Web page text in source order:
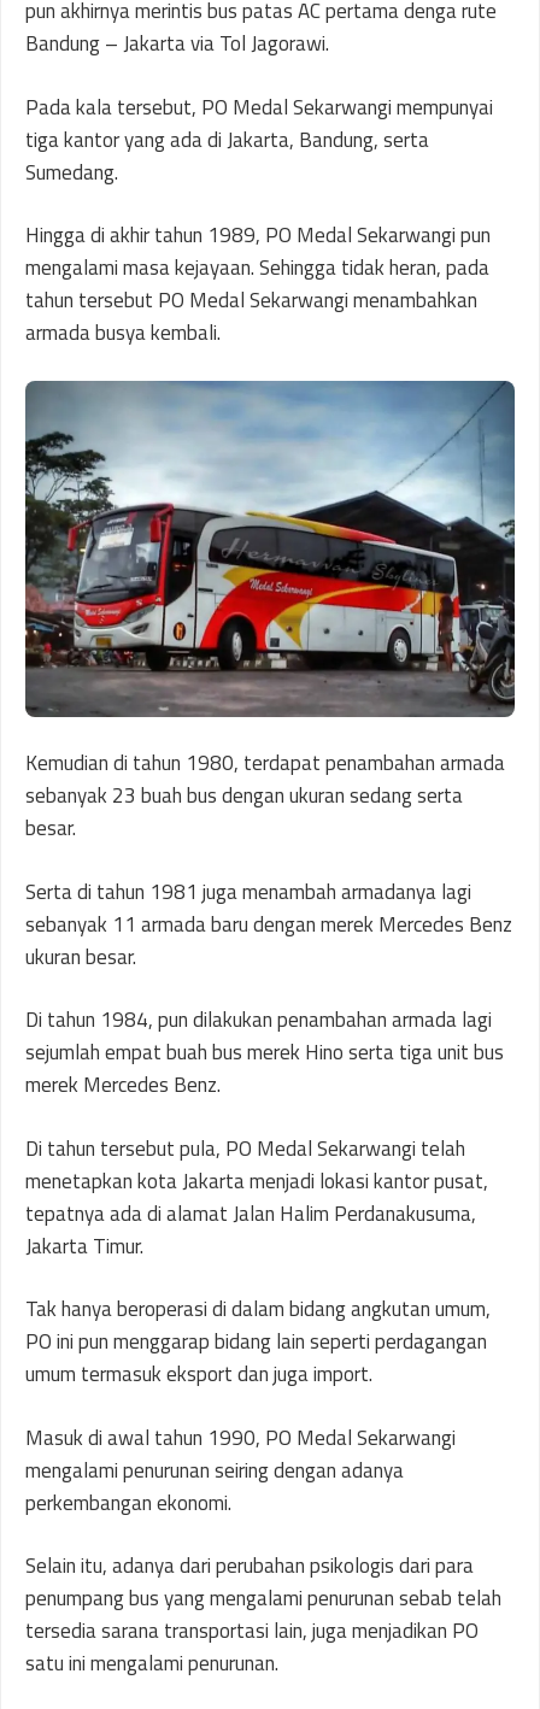
pun akhirnya merintis bus patas AC pertama denga rute
Bandung – Jakarta via Tol Jagorawi.
Pada kala tersebut, PO Medal Sekarwangi mempunyai
tiga kantor yang ada di Jakarta, Bandung, serta
Sumedang.
Hingga di akhir tahun 1989, PO Medal Sekarwangi pun
mengalami masa kejayaan. Sehingga tidak heran, pada
tahun tersebut PO Medal Sekarwangi menambahkan
armada busya kembali.
Kemudian di tahun 1980, terdapat penambahan armada
sebanyak 23 buah bus dengan ukuran sedang serta
besar.
Serta di tahun 1981 juga menambah armadanya lagi
sebanyak 11 armada baru dengan merek Mercedes Benz
ukuran besar.
Di tahun 1984, pun dilakukan penambahan armada lagi
sejumlah empat buah bus merek Hino serta tiga unit bus
merek Mercedes Benz.
Di tahun tersebut pula, PO Medal Sekarwangi telah
menetapkan kota Jakarta menjadi lokasi kantor pusat,
tepatnya ada di alamat Jalan Halim Perdanakusuma,
Jakarta Timur.
Tak hanya beroperasi di dalam bidang angkutan umum,
PO ini pun menggarap bidang lain seperti perdagangan
umum termasuk eksport dan juga import.
Masuk di awal tahun 1990, PO Medal Sekarwangi
mengalami penurunan seiring dengan adanya
perkembangan ekonomi.
Selain itu, adanya dari perubahan psikologis dari para
penumpang bus yang mengalami penurunan sebab telah
tersedia sarana transportasi lain, juga menjadikan PO
satu ini mengalami penurunan.